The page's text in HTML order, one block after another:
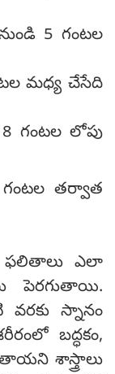
5 గంటల
మధ్య చేసేది
గంటల లోపు
తర్వాత
ఫలితాలు ఎలా
పెరగుతాయి.
స్నానం
బద్ధకం,
శాస్త్రాలు